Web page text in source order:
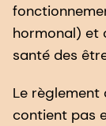
hormonal) et
santé des
Le règlement
contient pas